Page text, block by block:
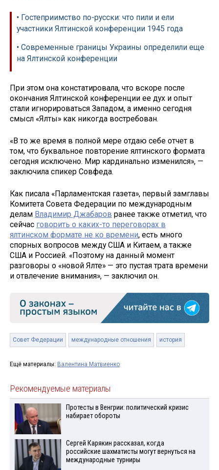
• Гостеприимство по-русски: что пили и ели
участники Ялтинской конференции 1945 года
• Современные границы Украины определили еще
на Ялтинской конференции
При этом она констатировала, что вскоре после
окончания Ялтинской конференции ее дух и опыт
стали игнорироваться Западом, а именно сегодня
смысл «Ялты» как никогда востребован.
«В то же время в полной мере отдаю себе отчет в
том, что буквальное повторение ялтинского формата
сегодня исключено. Мир кардинально изменился», —
заключила спикер Совфеда.
Как писала «Парламентская газета», первый замглавы
Комитета Совета Федерации по международным
делам Владимир Джабаров ранее также отметил, что
сейчас говорить о каких-то переговорах в
ялтинском формате не ко времени, есть много
спорных вопросов между США и Китаем, а также
США и Россией. «Поэтому на данный момент
разговоры о «новой Ялте» — это пустая трата времени
и отвлечение внимания», — заключил он.
Совет Федерации международные отношения история
Ещё материалы: Валентина Матвиенко
Рекомендуемые материалы
Протесты в Венгрии: политический кризис
набирает обороты
Сергей Карякин рассказал, когда
российские шахматисты могут вернуться на
международные турниры